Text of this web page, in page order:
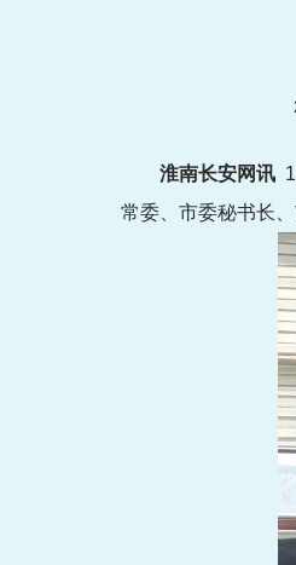
淮南长安网讯
常委、市委秘书长